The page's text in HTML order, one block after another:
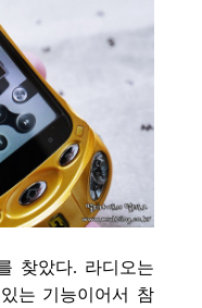
찾았다. 라디오는
는 기능이어서 참